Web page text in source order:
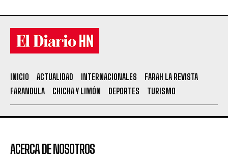
INICIO ACTUALIDAD INTERNACIONALES
FARAH LA REVISTA
FARANDULA
CHICHA Y LIMÓN DEPORTES TURISMO
ACERCA DE NOSOTROS